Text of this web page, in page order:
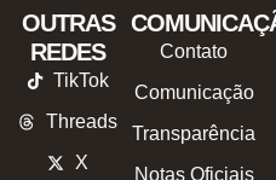
OUTRAS
REDES
TikTok
Threads
X
Contato
Comunicação
Transparência
Notas Oficiais